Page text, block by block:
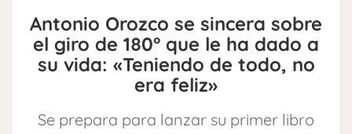
Antonio Orozco se sincera sobre
el giro de 180° que le ha dado a
su vida: «Teniendo de todo, no
era feliz»
Se prepara para lanzar su primer libro